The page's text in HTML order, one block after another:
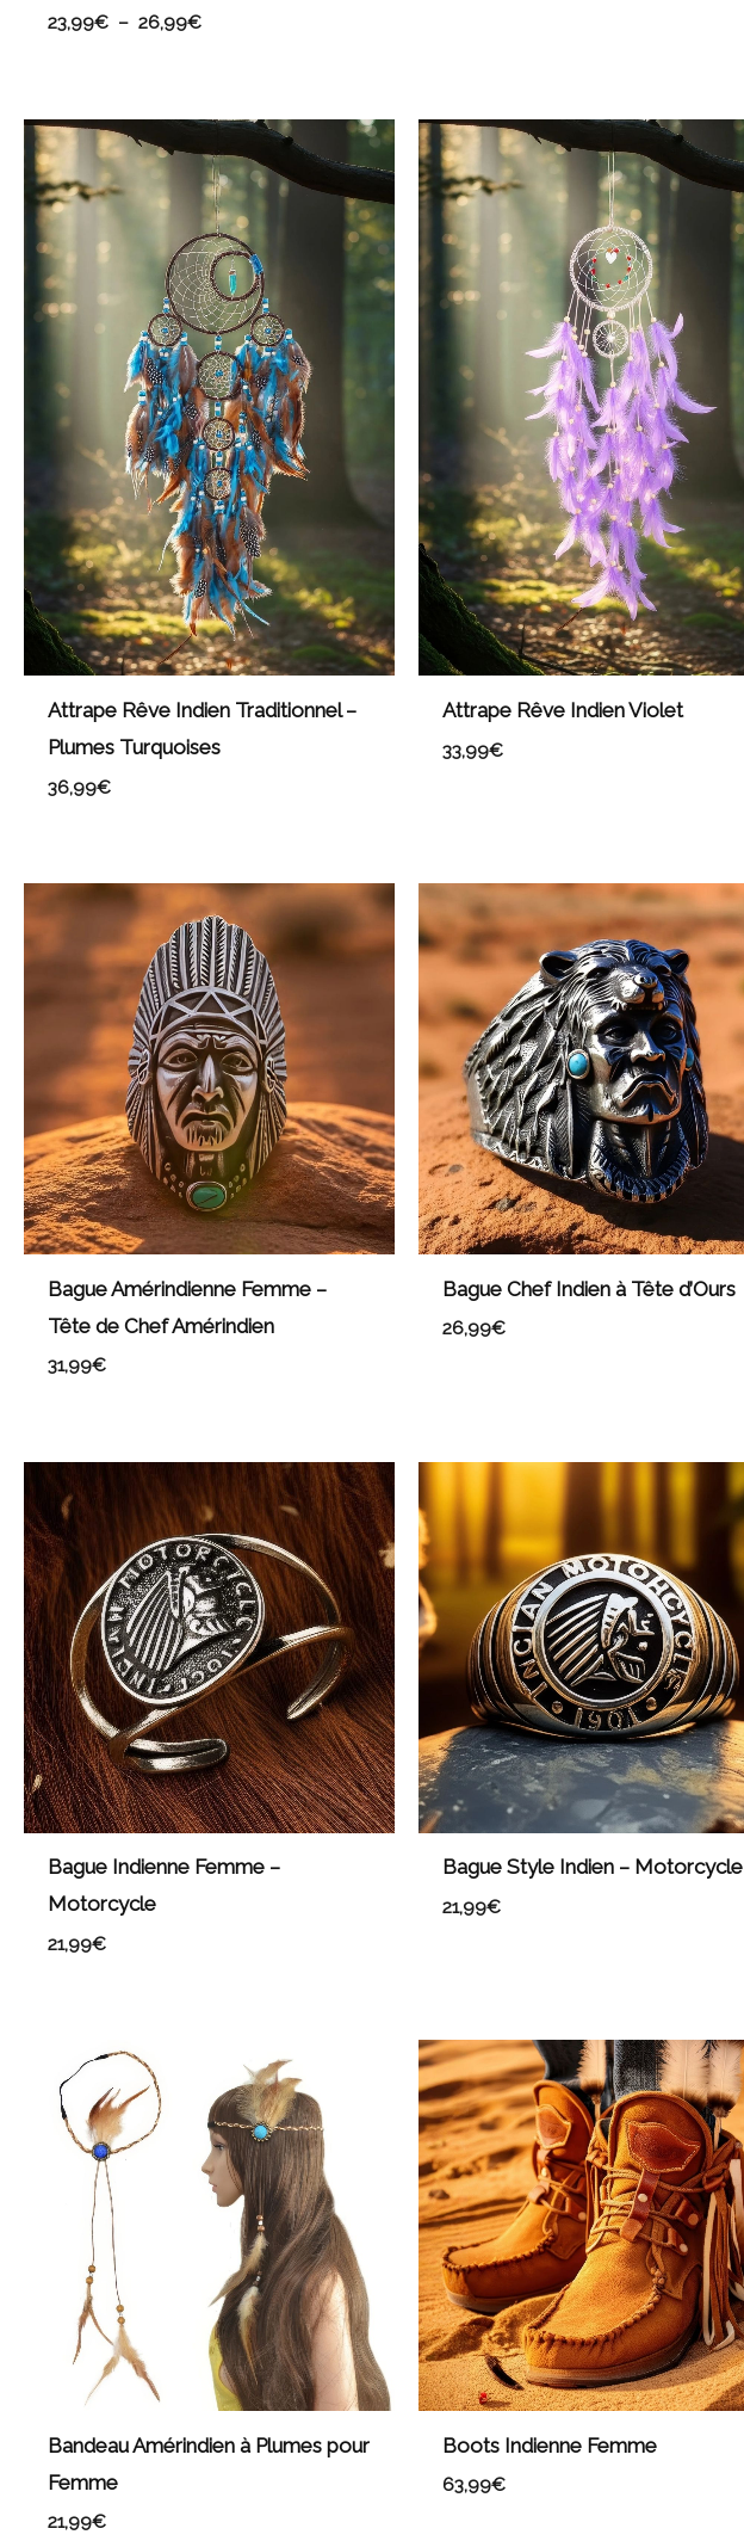
23,99€ – 26,99€
Attrape Rêve Indien Traditionnel –
Plumes Turquoises
36,99€
Attrape Rêve Indien Violet
33,99€
Bague Amérindienne Femme –
Tête de Chef Amérindien
31,99€
Bague Chef Indien à Tête d’Ours
26,99€
Bague Indienne Femme –
Motorcycle
21,99€
Bague Style Indien – Motorcycle
21,99€
Bandeau Amérindien à Plumes pour
Femme
21,99€
Boots Indienne Femme
63,99€